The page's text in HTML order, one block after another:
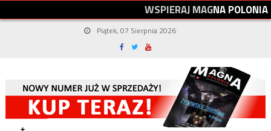
WSPIERAJMAGNAPOLONIA
Piątek, 07 Sierpnia 2026